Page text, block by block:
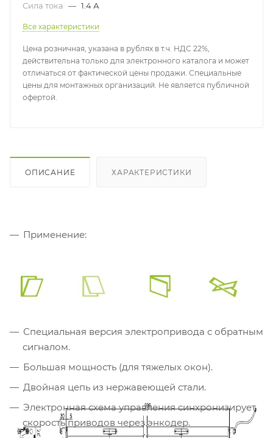
Сила тока — 1.4 А
Все характеристики
Цена розничная, указана в рублях в т.ч. НДС 22%,
действительна только для электронного каталога и может
отличаться от фактической цены продажи. Специальные
цены для монтажных организаций. Не является публичной
офертой.
ОПИСАНИЕ ХАРАКТЕРИСТИКИ
Применение:
Специальная версия электропривода с обратным
сигналом.
Большая мощность (для тяжелых окон).
Двойная цепь из нержавеющей стали.
Электронная схема управления синхронизирует
скорость приводов через энкодер.